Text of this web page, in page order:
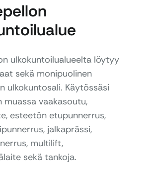
ulkokuntoilualueelta löytyy
sekä monipuolinen
ulkokuntosali. Käytössäsi
muassa vaakasoutu,
esteetön etupunnerrus,
jalkaprässi,
multilift,
sekä tankoja.